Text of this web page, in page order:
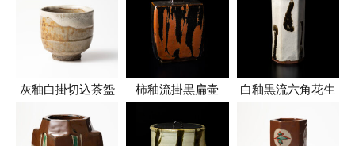
灰釉白掛切込茶盌 柿釉流掛黒扁壷 白釉黒流六角花生